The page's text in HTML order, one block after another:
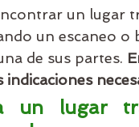
un lugar
un escaneo o
de sus partes.
un lugar